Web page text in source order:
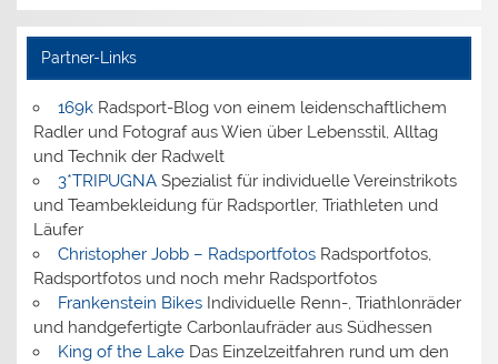
Partner-Links
169kRadsport-Blog von einem leidenschaftlichem
Radler und Fotograf aus Wien über Lebensstil, Alltag
und Technik der Radwelt
3*TRIPUGNASpezialist für individuelle Vereinstrikots
und Teambekleidung für Radsportler, Triathleten und
Läufer
Christopher Jobb – RadsportfotosRadsportfotos,
Radsportfotos und noch mehr Radsportfotos
Frankenstein BikesIndividuelle Renn-, Triathlonräder
und handgefertigte Carbonlaufräder aus Südhessen
King of the LakeDas Einzelzeitfahren rund um den